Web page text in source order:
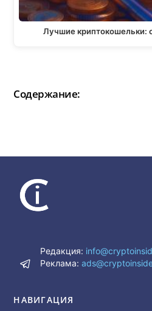
Лучшие криптокошельки:
Содержание:
Редакция:
Реклама:
НАВИГАЦИЯ